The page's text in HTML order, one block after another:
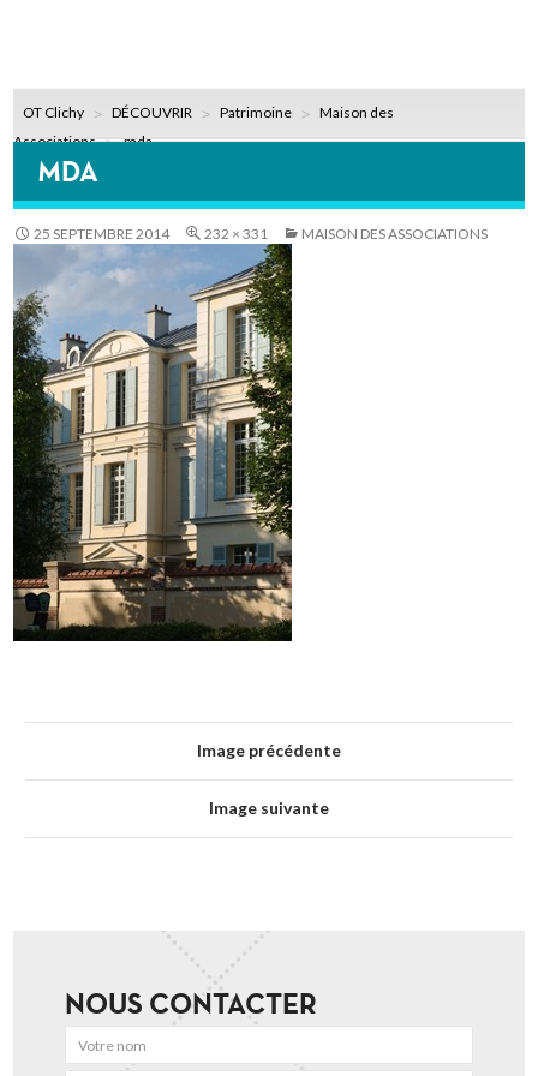
OT Clichy DÉCOUVRIR Patrimoine
Maison des
Associations
mda
MDA
25 SEPTEMBRE 2014 232 × 331 MAISON DES ASSOCIATIONS
Image précédente
Image suivante
NOUS CONTACTER